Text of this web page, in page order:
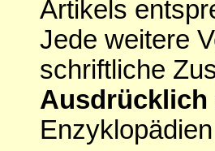
Artikels
Jede weitere
schriftliche
Ausdrücklich